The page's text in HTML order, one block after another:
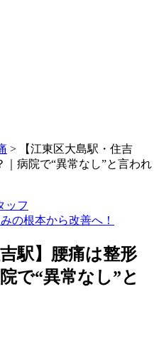
>
【江東区大島駅・住吉
病院で“異常なし”と言われ
駅】腰痛は整形
で“異常なし”と